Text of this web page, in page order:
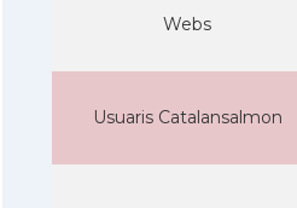
Webs
Usuaris Catalansalmon